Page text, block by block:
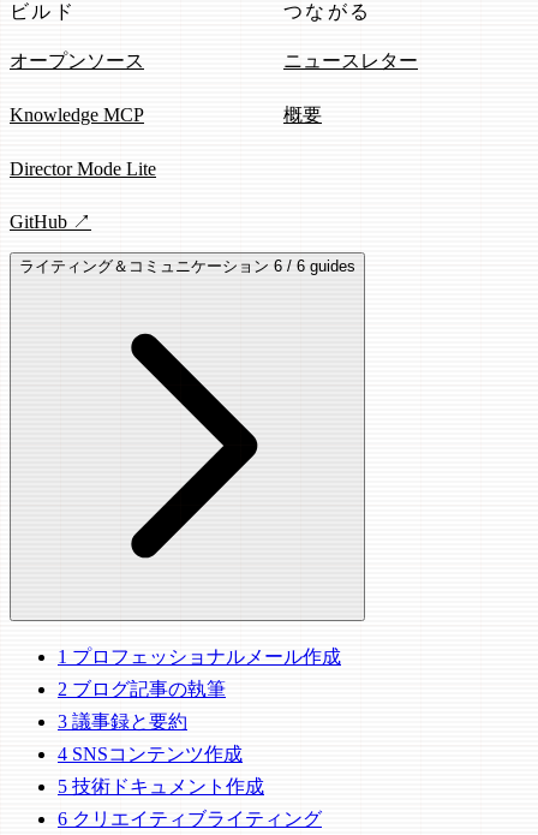
ビルド
オープンソース
Knowledge MCP
Director Mode Lite
GitHub ↗
つながる
ニュースレター
概要
ライティング＆コミュニケーション 6 / 6 guides
1 プロフェッショナルメール作成
2 ブログ記事の執筆
3 議事録と要約
4 SNSコンテンツ作成
5 技術ドキュメント作成
6 クリエイティブライティング